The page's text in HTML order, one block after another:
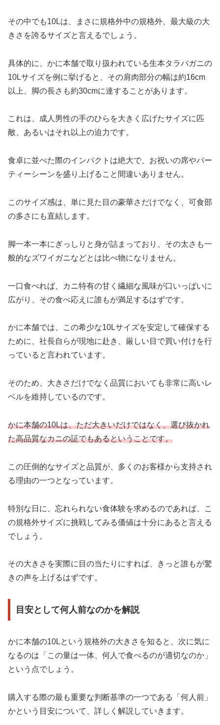
その中でも10Lは、まさに規格外中の規格外、最大級の大
きさを誇るサイズと言えるでしょう。
具体的に、かに本舗で取り扱われている生本タラバガニの
10Lサイズを例に挙げると、その肩肉部分の幅は約16cm
以上、脚の長さも約30cmに達することがあります。
これは、成人男性の手のひらを大きく広げたサイズに匹
敵、あるいはそれ以上の迫力です。
食卓に並べた際のインパクトは絶大で、お祝いの席やパー
ティーシーンを盛り上げること間違いありません。
このサイズ感は、単に見た目の豪華さだけでなく、可食部
の多さにも直結します。
脚一本一本にぎっしりと身が詰まっており、その太さも一
般的なズワイガニなどとは比べ物になりません。
一口食べれば、カニ特有の甘く繊細な風味が口いっぱいに
広がり、その食べ応えに誰もが満足するはずです。
かに本舗では、この希少な10Lサイズを安定して確保する
ために、社長自らが現地に赴き、厳しい目で買い付けを行
っていると言われています。
そのため、大きさだけでなく品質においても非常に高いレ
ベルを維持しているのです。
かに本舗の10Lは、ただ大きいだけではなく、選び抜かれ
た高品質なカニの証でもあるということです。
この圧倒的なサイズと品質が、多くのお客様から支持され
る理由の一つとなっています。
特別な日に、忘れられない食体験を求めるのであれば、こ
の規格外サイズに挑戦してみる価値は十分にあると言える
でしょう。
その大きさを実際に目の当たりにすれば、きっと誰もが驚
きの声を上げるはずです。
目安として何人前なのかを解説
かに本舗の10Lという規格外の大きさを知ると、次に気に
なるのは「この量は一体、何人で食べるのが適切なのか」
という点でしょう。
購入する際の最も重要な判断基準の一つである「何人前」
かという目安について、詳しく解説していきます。